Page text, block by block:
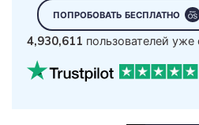
ПОПРОБОВАТЬ БЕСПЛАТНО
4,930,613 пользователей